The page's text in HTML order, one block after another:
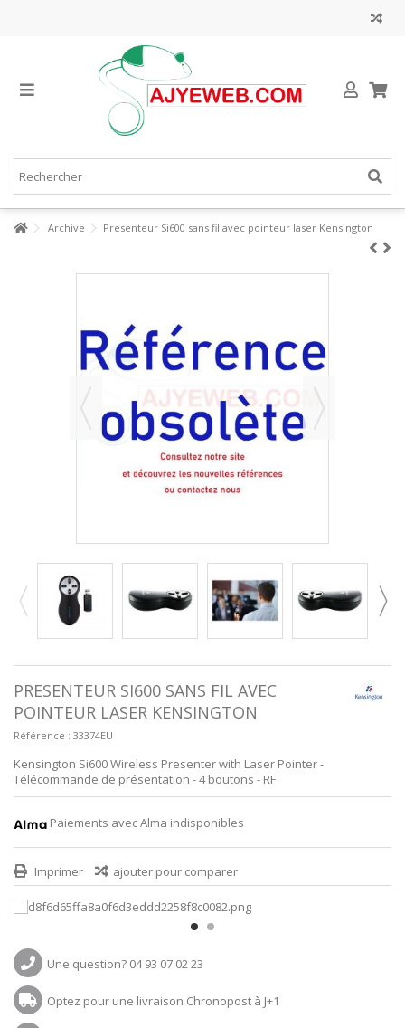
Archive Presenteur Si600 sans fil avec pointeur laser Kensington
PRESENTEUR SI600 SANS FIL AVEC
POINTEUR LASER KENSINGTON
Référence : 33374EU
Kensington Si600 Wireless Presenter with Laser Pointer -
Télécommande de présentation - 4 boutons - RF
Paiements avec Alma indisponibles
Imprimer ajouter pour comparer
Une question? 04 93 07 02 23
Optez pour une livraison Chronopost à J+1